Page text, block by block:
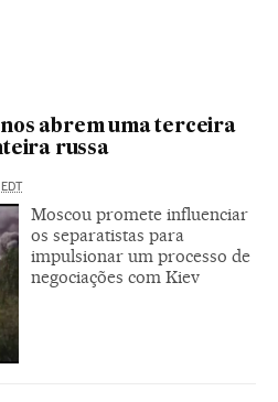
abrem uma terceira
russa
EDT
Moscou promete influenciar
os separatistas para
impulsionar um processo de
negociações com Kiev